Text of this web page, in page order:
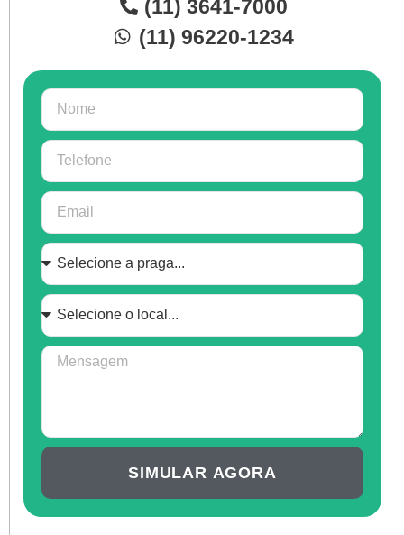
(11) 3641-7000
(11) 96220-1234
SIMULAR AGORA